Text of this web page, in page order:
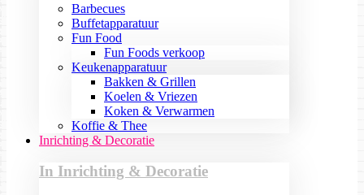
Barbecues
Buffetapparatuur
Fun Food
Fun Foods verkoop
Keukenapparatuur
Bakken & Grillen
Koelen & Vriezen
Koken & Verwarmen
Koffie & Thee
Inrichting & Decoratie
In Inrichting & Decoratie